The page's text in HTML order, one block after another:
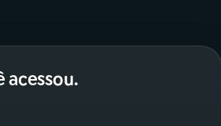
acessou.